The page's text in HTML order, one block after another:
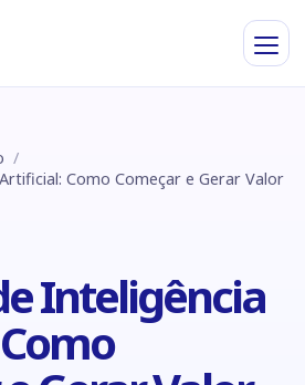
Como Começar e Gerar Valor
Inteligência